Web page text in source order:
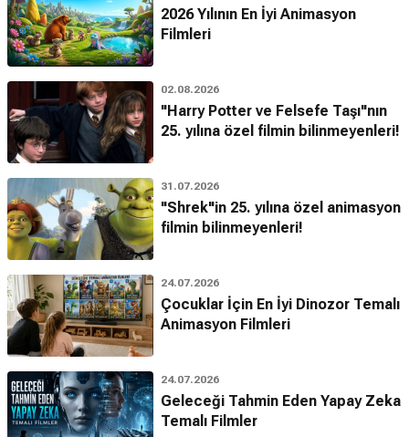
2026 Yılının En İyi Animasyon
Filmleri
02.08.2026
"Harry Potter ve Felsefe Taşı"nın
25. yılına özel filmin bilinmeyenleri!
31.07.2026
"Shrek"in 25. yılına özel animasyon
filmin bilinmeyenleri!
24.07.2026
Çocuklar İçin En İyi Dinozor Temalı
Animasyon Filmleri
24.07.2026
Geleceği Tahmin Eden Yapay Zeka
Temalı Filmler